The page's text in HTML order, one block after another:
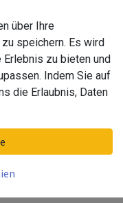
über Ihre
speichern. Es wird
zu bieten und
Indem Sie auf
die Erlaubnis, Daten